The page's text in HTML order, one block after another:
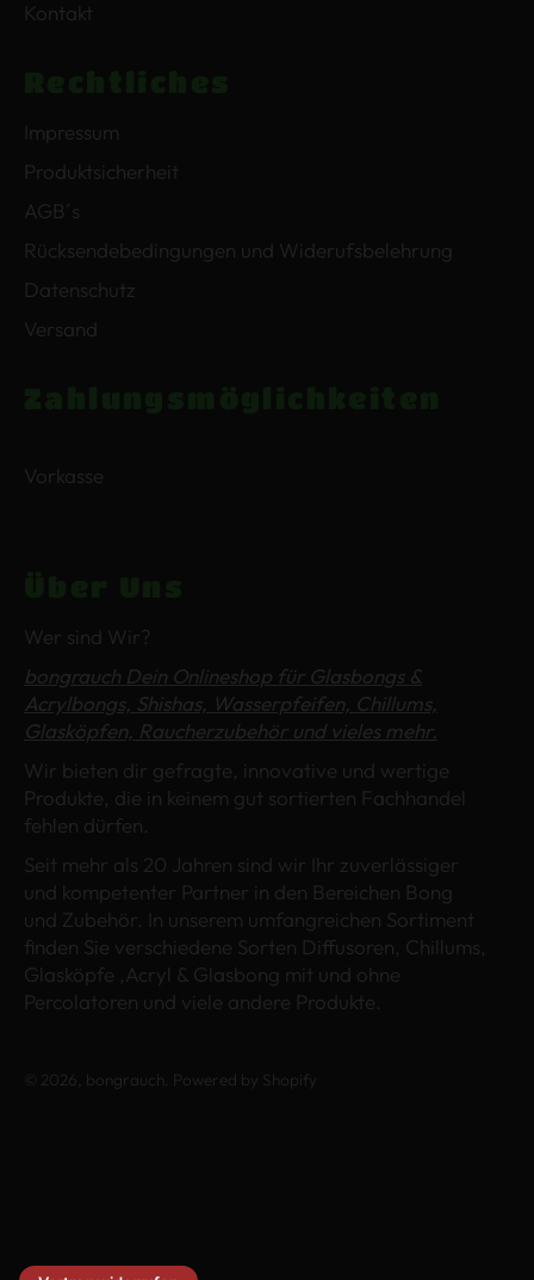
Kontakt
Impressum
Produktsicherheit
AGB´s
Rücksendebedingungen und Widerufsbelehrung
Datenschutz
Versand
Vorkasse
Wer sind Wir?
bongrauch Dein Onlineshop für Glasbongs &
Acrylbongs, Shishas, Wasserpfeifen, Chillums,
Glasköpfen, Raucherzubehör und vieles mehr.
Wir bieten dir gefragte, innovative und wertige
Produkte, die in keinem gut sortierten Fachhandel
fehlen dürfen.
Seit mehr als 20 Jahren sind wir Ihr zuverlässiger
und kompetenter Partner in den Bereichen Bong
und Zubehör. In unserem umfangreichen Sortiment
finden Sie verschiedene Sorten Diffusoren, Chillums,
Glasköpfe ,Acryl & Glasbong mit und ohne
Percolatoren und viele andere Produkte.
© 2026, bongrauch . Powered by Shopify